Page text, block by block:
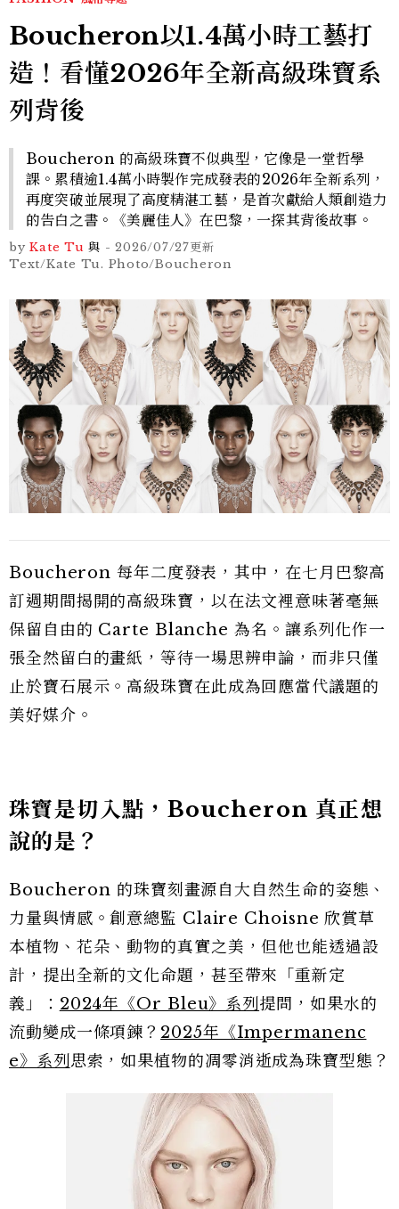
Boucheron以1.4萬小時工藝打
造！看懂2026年全新高級珠寶系
列背後
Boucheron 的高級珠寶不似典型，它像是一堂哲學
課。累積逾1.4萬小時製作完成發表的2026年全新系列，
再度突破並展現了高度精湛工藝，是首次獻給人類創造力
的告白之書。《美麗佳人》在巴黎，一探其背後故事。
by Kate Tu 與 -2026/07/27更新
Text/Kate Tu. Photo/Boucheron
Boucheron 每年二度發表，其中，在七月巴黎高
訂週期間揭開的高級珠寶，以在法文裡意味著毫無
保留自由的 Carte Blanche 為名。讓系列化作一
張全然留白的畫紙，等待一場思辨申論，而非只僅
止於寶石展示。高級珠寶在此成為回應當代議題的
美好媒介。
珠寶是切入點，Boucheron 真正想
說的是？
Boucheron 的珠寶刻畫源自大自然生命的姿態、
力量與情感。創意總監 Claire Choisne 欣賞草
本植物、花朵、動物的真實之美，但他也能透過設
計，提出全新的文化命題，甚至帶來「重新定
義」： 2024年《Or Bleu》系列 提問，如果水的
流動變成一條項鍊？ 2025年《Impermanenc
e》系列 思索，如果植物的凋零消逝成為珠寶型態？